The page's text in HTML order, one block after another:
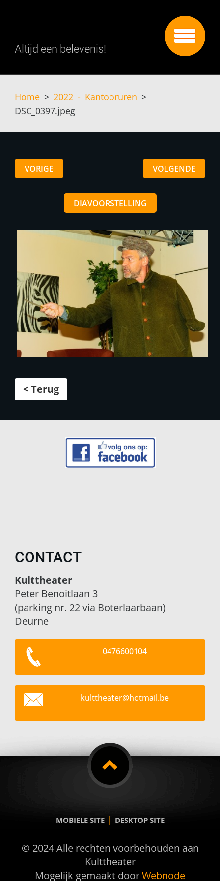
Altijd een belevenis!
Home > 2022 - Kantooruren >
DSC_0397.jpeg
VORIGE VOLGENDE
DIAVOORSTELLING
< Terug
CONTACT
Kulttheater
Peter Benoitlaan 3
(parking nr. 22 via Boterlaarbaan)
Deurne
0476600104
kulttheater@hotmail.be
MOBIELE SITE | DESKTOP SITE
© 2024 Alle rechten voorbehouden aan
Kulttheater
Mogelijk gemaakt doorWebnode